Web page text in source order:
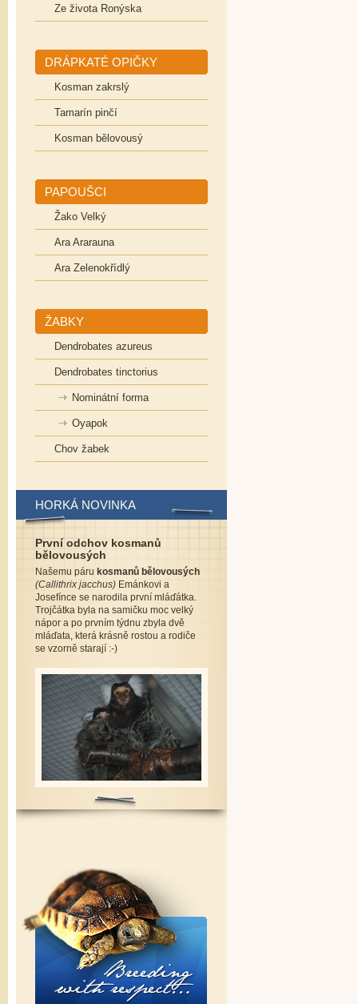
Ze života Ronýska
DRÁPKATÉ OPIČKY
Kosman zakrslý
Tamarín pinčí
Kosman bělovousý
PAPOUŠCI
Žako Velký
Ara Ararauna
Ara Zelenokřídlý
ŽABKY
Dendrobates azureus
Dendrobates tinctorius
Nominátní forma
Oyapok
Chov žabek
HORKÁ NOVINKA
První odchov kosmanů
bělovousých
Našemu páru kosmanů bělovousých
(Callithrix jacchus) Emánkovi a
Josefínce se narodila první mláďátka.
Trojčátka byla na samičku moc velký
nápor a po prvním týdnu zbyla dvě
mláďata, která krásně rostou a rodiče
se vzorně starají :-)